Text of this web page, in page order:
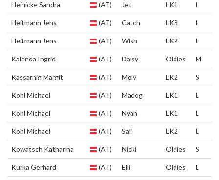
Heinicke Sandra (AT) Jet LK1 L
Heitmann Jens (AT) Catch LK3 L
Heitmann Jens (AT) Wish LK2 L
Kalenda Ingrid (AT) Daisy Oldies M
Kassarnig Margit (AT) Moly LK2 S
Kohl Michael (AT) Madog LK1 L
Kohl Michael (AT) Nyah LK1 L
Kohl Michael (AT) Sali LK2 L
Kowatsch Katharina (AT) Nicki Oldies S
Kurka Gerhard (AT) Elli Oldies L